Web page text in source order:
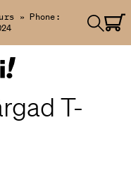
» Phone:
T-